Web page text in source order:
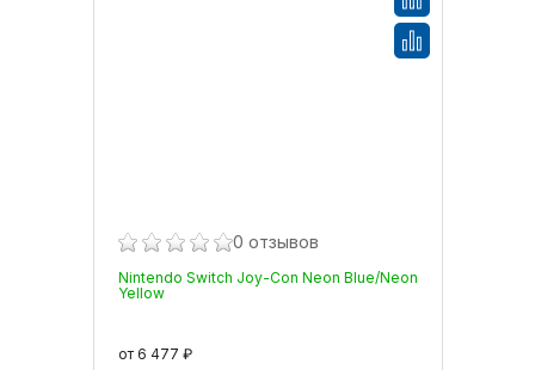
0 отзывов
Nintendo Switch Joy-Con Neon Blue/Neon
Yellow
от 6 477 ₽